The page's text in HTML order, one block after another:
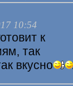
10:54
к
так
вкусно